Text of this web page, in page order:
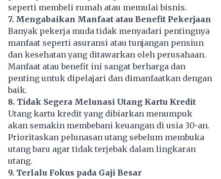
seperti membeli rumah atau memulai bisnis.
7. Mengabaikan Manfaat atau Benefit Pekerjaan
Banyak pekerja muda tidak menyadari pentingnya
manfaat seperti asuransi atau tunjangan pensiun
dan kesehatan yang ditawarkan oleh perusahaan.
Manfaat atau benefit ini sangat berharga dan
penting untuk dipelajari dan dimanfaatkan dengan
baik.
8. Tidak Segera Melunasi Utang Kartu Kredit
Utang kartu kredit yang dibiarkan menumpuk
akan semakin membebani keuangan di usia 30-an.
Prioritaskan pelunasan utang sebelum membuka
utang baru agar tidak terjebak dalam lingkaran
utang.
9. Terlalu Fokus pada Gaji Besar